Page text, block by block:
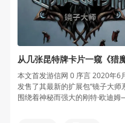
从几张昆特牌卡片一窥《猎
本文首发游信网 0 序言 2020年6
发售了其最新的扩展包“镜子大
围绕着神秘而强大的刚特·欧